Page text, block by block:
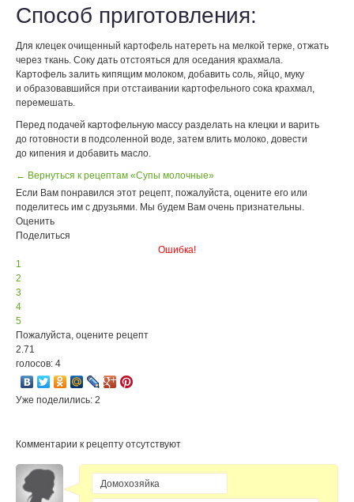
Способ приготовления:
Для клецек очищенный картофель натереть на мелкой терке, отжать
через ткань. Соку дать отстояться для оседания крахмала.
Картофель залить кипящим молоком, добавить соль, яйцо, муку
и образовавшийся при отстаивании картофельного сока крахмал,
перемешать.
Перед подачей картофельную массу разделать на клецки и варить
до готовности в подсоленной воде, затем влить молоко, довести
до кипения и добавить масло.
← Вернуться к рецептам «Супы молочные»
Если Вам понравился этот рецепт, пожалуйста, оцените его или
поделитесь им с друзьями. Мы будем Вам очень признательны.
Оценить
Поделиться
Ошибка!
1
2
3
4
5
Пожалуйста, оцените рецепт
2.71
голосов: 4
Уже поделились: 2
Комментарии к рецепту отсутствуют